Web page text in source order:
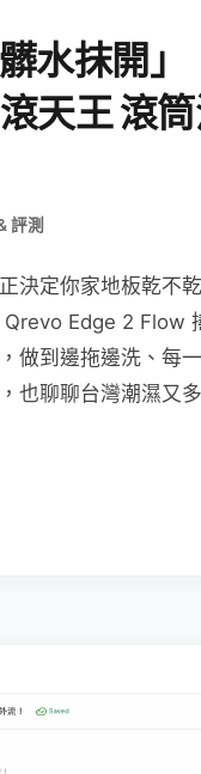
水抹開
天王 滾
評測
決定你家地板乾不
Edge 2 Flow
做到邊拖邊洗、每
也聊聊台灣潮濕又